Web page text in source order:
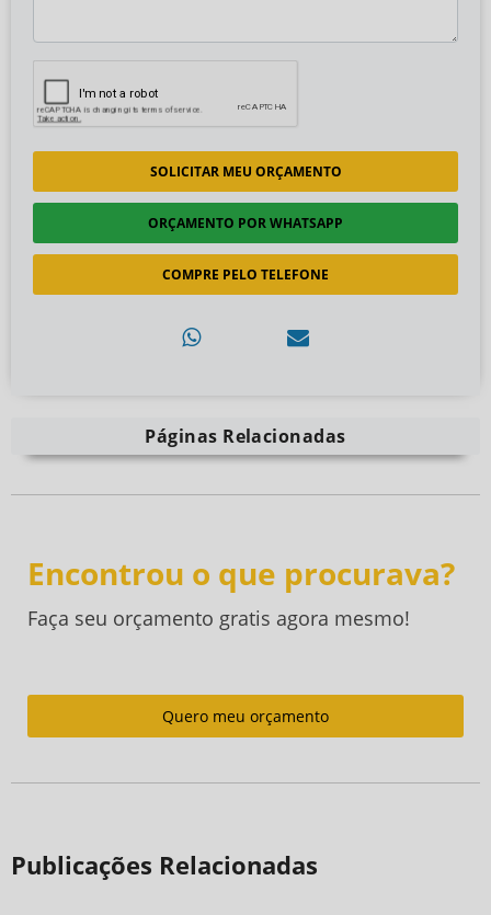
SOLICITAR MEU ORÇAMENTO
ORÇAMENTO POR WHATSAPP
COMPRE PELO TELEFONE
Páginas Relacionadas
Encontrou o que procurava?
Faça seu orçamento gratis agora mesmo!
Quero meu orçamento
Publicações Relacionadas